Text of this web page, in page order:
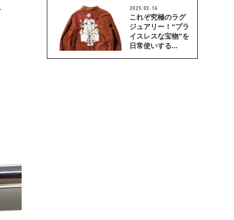
2025.03.16
これぞ究極のラグ
ジュアリー！“プラ
イスレスな宝物”を
日常使いする...